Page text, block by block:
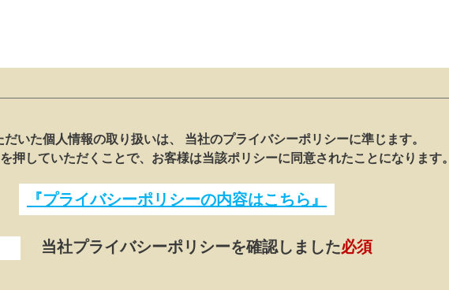
いた個人情報の取り扱いは、 当社のプライバシーポリシーに準じます。
押していただくことで、お客様は当該ポリシーに同意されたことになります。
『プライバシーポリシーの内容はこちら』
当社プライバシーポリシーを確認しました必須